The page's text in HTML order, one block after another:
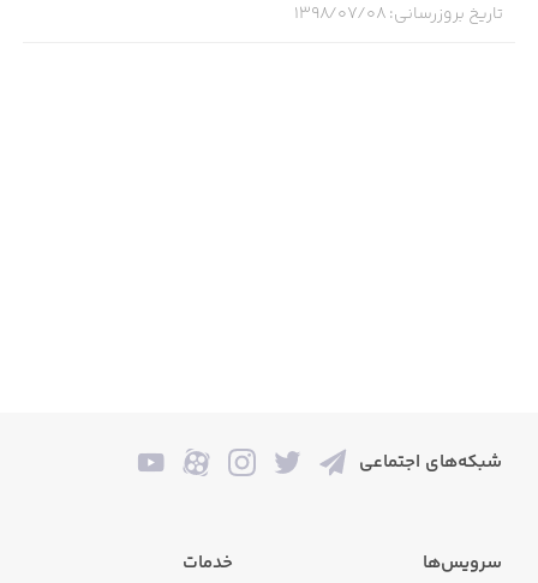
تاریخ بروزرسانی:۱۳۹۸/۰۷/۰۸
شبکه‌های اجتماعی
سرویس‌ها خدمات